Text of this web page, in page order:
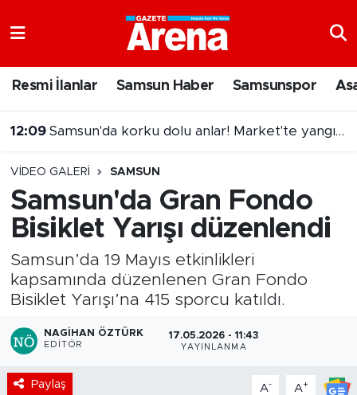
Resmi İlanlar Samsun Haber Samsunspor
12:09 Samsun'da korku dolu anlar! Market'te yangın paniği
VIDEO GALERI SAMSUN
Samsun'da Gran Fondo
Bisiklet Yarışı düzenlendi
Samsun’da 19 Mayıs etkinlikleri
kapsamında düzenlenen Gran Fondo
Bisiklet Yarışı’na 415 sporcu katıldı.
NAGIHAN ÖZTÜRK
EDITÖR
17.05.2026 - 11:43
YAYINLANMA
Paylaş A- A+
Süper Lig Puan Durumu ve Fikstür
Tüm Manşetler
Son Dakika Haberleri
Haber Arşivi